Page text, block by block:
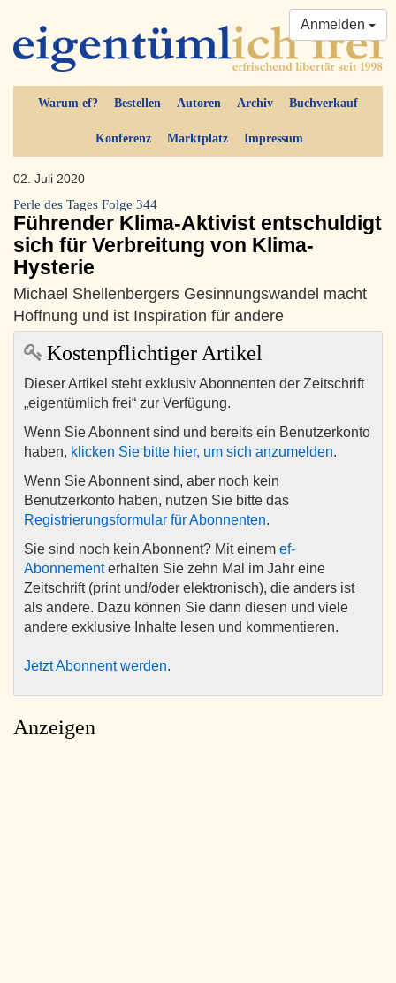
Warum ef? Bestellen Autoren Archiv Buchverkauf
Konferenz Marktplatz Impressum
Anmelden
02. Juli 2020
Perle des Tages Folge 344
Führender Klima-Aktivist entschuldigt
sich für Verbreitung von Klima-
Hysterie
Michael Shellenbergers Gesinnungswandel macht
Hoffnung und ist Inspiration für andere
Kostenpflichtiger Artikel
Dieser Artikel steht exklusiv Abonnenten der Zeitschrift
„eigentümlich frei“ zur Verfügung.
Wenn Sie Abonnent sind und bereits ein Benutzerkonto
haben, klicken Sie bitte hier, um sich anzumelden.
Wenn Sie Abonnent sind, aber noch kein
Benutzerkonto haben, nutzen Sie bitte das
Registrierungsformular für Abonnenten.
Sie sind noch kein Abonnent? Mit einem ef-
Abonnementerhalten Sie zehn Mal im Jahr eine
Zeitschrift (print und/oder elektronisch), die anders ist
als andere. Dazu können Sie dann diesen und viele
andere exklusive Inhalte lesen und kommentieren.
Jetzt Abonnent werden.
Anzeigen